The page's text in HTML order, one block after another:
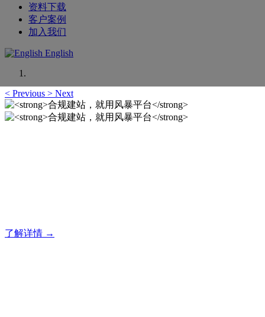
资料下载
客户案例
加入我们
English
< Previous > Next
了解详情 →